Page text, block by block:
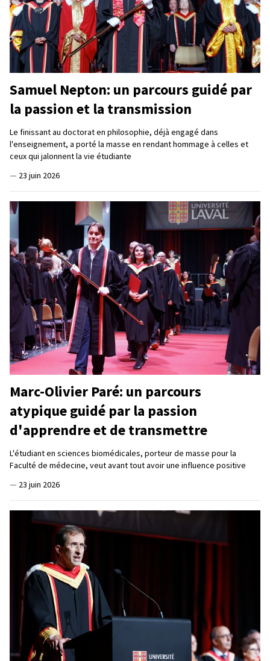
Samuel Nepton: un parcours guidé par
la passion et la transmission
Le finissant au doctorat en philosophie, déjà engagé dans
l'enseignement, a porté la masse en rendant hommage à celles et
ceux qui jalonnent la vie étudiante
— 23 juin 2026
Marc-Olivier Paré: un parcours
atypique guidé par la passion
d'apprendre et de transmettre
L'étudiant en sciences biomédicales, porteur de masse pour la
Faculté de médecine, veut avant tout avoir une influence positive
— 23 juin 2026